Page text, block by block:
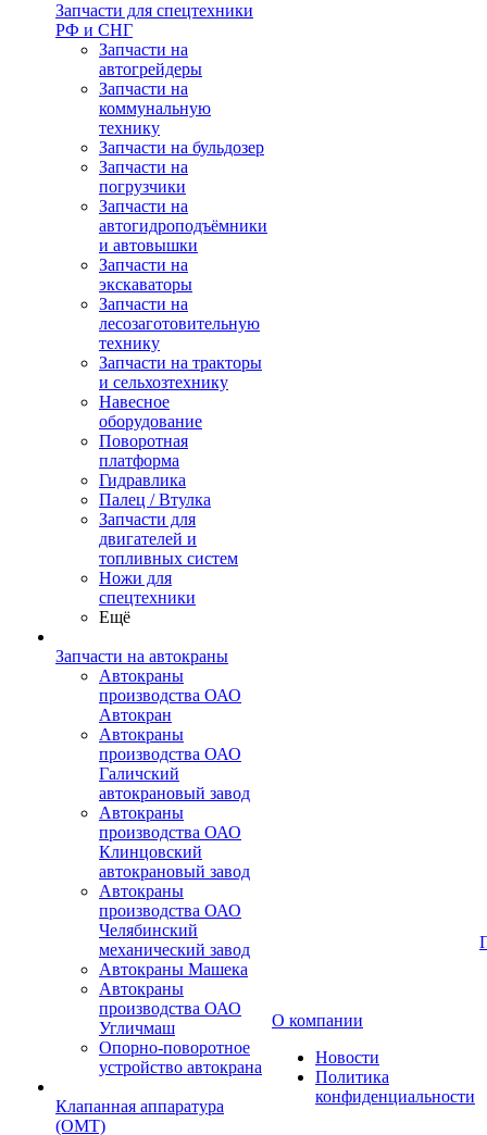
Запчасти для спецтехники
РФ и СНГ
Запчасти на
автогрейдеры
Запчасти на
коммунальную
технику
Запчасти на бульдозер
Запчасти на
погрузчики
Запчасти на
автогидроподъёмники
и автовышки
Запчасти на
экскаваторы
Запчасти на
лесозаготовительную
технику
Запчасти на тракторы
и сельхозтехнику
Навесное
оборудование
Поворотная
платформа
Гидравлика
Палец / Втулка
Запчасти для
двигателей и
топливных систем
Ножи для
спецтехники
Ещё
Запчасти на автокраны
Автокраны
производства ОАО
Автокран
Автокраны
производства ОАО
Галичский
автокрановый завод
Автокраны
производства ОАО
Клинцовский
автокрановый завод
Автокраны
производства ОАО
Челябинский
механический завод
Автокраны Машека
Автокраны
производства ОАО
Угличмаш
Опорно-поворотное
устройство автокрана
Клапанная аппаратура
(OMT)
О компании
Новости
Политика
конфиденциальности